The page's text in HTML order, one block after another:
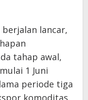
lancar,
tahap awal,
1 Juni
periode tiga
komoditas